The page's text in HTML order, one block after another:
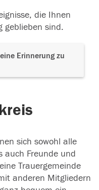
die Ihnen
geblieben sind.
Erinnerung zu
sich sowohl alle
auch Freunde und
Trauergemeinde
anderen Mitgliedern